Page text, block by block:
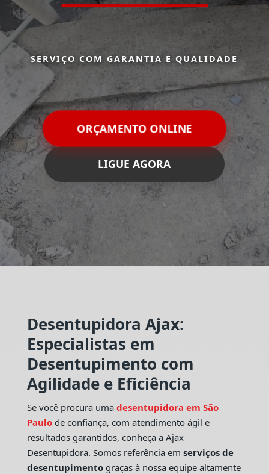
SERVIÇO COM GARANTIA E QUALIDADE
ORÇAMENTO ONLINE
LIGUE AGORA
Desentupidora Ajax:
Especialistas em
Desentupimento com
Agilidade e Eficiência
Se você procura uma desentupidora em São
Paulo de confiança, com atendimento ágil e
resultados garantidos, conheça a Ajax
Desentupidora. Somos referência em serviços de
desentupimentograças à nossa equipe altamente